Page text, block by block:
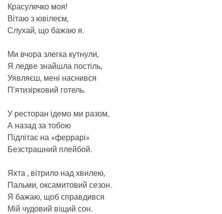
Красулечко моя!
Вітаю з ювілеєм,
Слухай, що бажаю я.
Ми вчора злегка кутнули,
Я ледве знайшла постіль,
Уявляєш, мені наснився
П'ятизірковий готель.
У ресторан ідемо ми разом,
А назад за тобою
Підлітає на «феррарі»
Безстрашний плейбой.
Яхта , вітрило над хвилею,
Пальми, оксамитовий сезон.
Я бажаю, щоб справдився
Мій чудовий віщий сон.